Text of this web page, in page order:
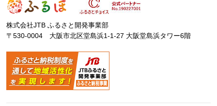
株式会社JTB ふるさと開発事業部
〒530-0004 大阪市北区堂島浜1-1-27 大阪堂島浜タワー6階